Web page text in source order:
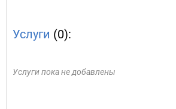
Услуги (0):
Услуги пока не добавлены